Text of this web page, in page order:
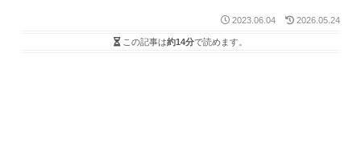
2023.06.04 2026.05.24
この記事は約14分で読めます。